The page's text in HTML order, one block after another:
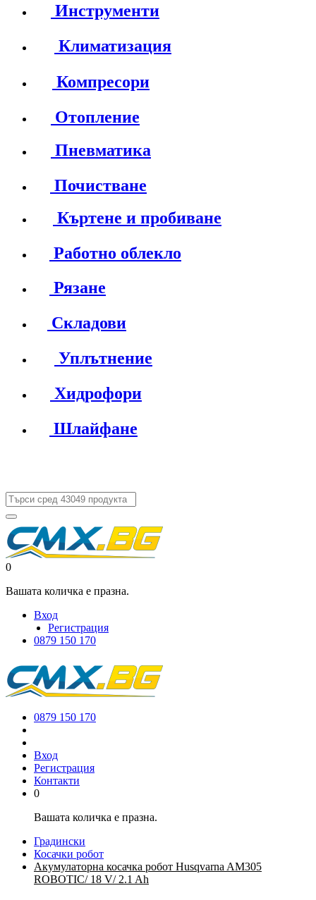
Инструменти
Климатизация
Компресори
Отопление
Пневматика
Почистване
Къртене и пробиване
Работно облекло
Рязане
Складови
Уплътнение
Хидрофори
Шлайфане
0
Вашата количка е празна.
Вход
Регистрация
0879 150 170
0879 150 170
Вход
Регистрация
Контакти
0
Вашата количка е празна.
Градински
Косачки робот
Акумулаторна косачка робот Husqvarna AM305
ROBOTIC/ 18 V/ 2.1 Ah